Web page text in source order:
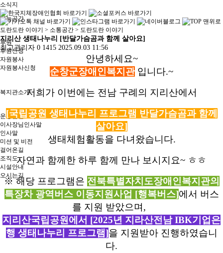
나눔공간
후원
후원신청
자원봉사
자원봉사신청
복지관소개
운영법인소개
이사장님인사말
인사말
미션 및 비전
걸어온길
조직도
시설안내
오시는길
소식지
도란도란 이야기 > 소통공간 > 도란도란 이야기
지리산 생태나누리 [반달가슴곰과 함께 살아요]
최고관리자 0 1415 2025.09.03 11:56
안녕하세요~
순창군장애인복지관 입니다.~
저희가 이번에는 전남 구례의 지리산에서
[국립공원 생태나누리 프로그램 반달가슴곰과 함께
살아요]
생태체험활동을 다녀왔습니다.
자연과 함께한 하루 함께 만나 보시지요~ ㅎㅎ
※ 해당 프로그램은 전북특별자치도장애인복지관의
특장차 광역버스 이동지원사업 [행복버스]에서 버스
를 지원 받았으며,
지리산국립공원에서 [2025년 지라산전남 IBK기업은
행 생태나누리 프로그램]을 지원받아 진행하였습니
다.